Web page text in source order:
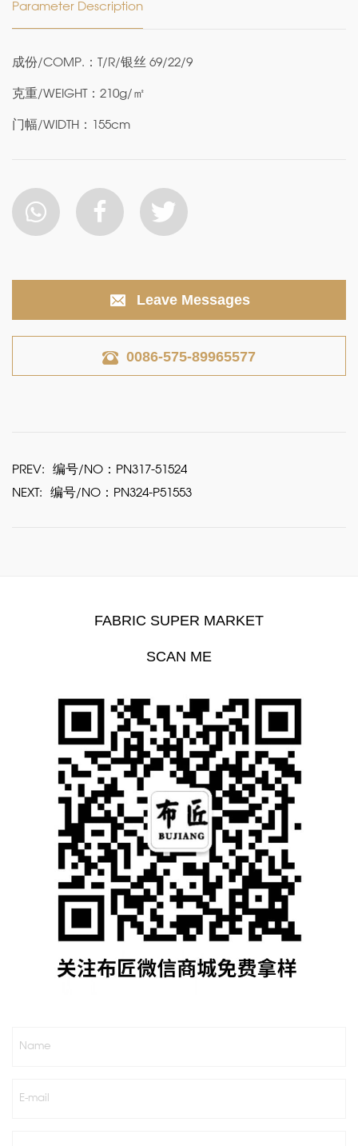
Parameter Description
成份/COMP.：T/R/银丝 69/22/9
克重/WEIGHT：210g/㎡
门幅/WIDTH：155cm
Leave Messages
0086-575-89965577
PREV: 编号/NO：PN317-51524
NEXT: 编号/NO：PN324-P51553
FABRIC SUPER MARKET
SCAN ME
Name
E-mail